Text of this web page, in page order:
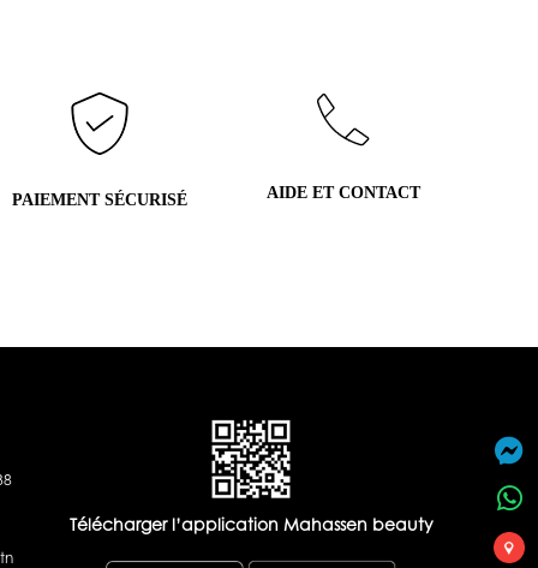
PAIEMENT SÉCURISÉ AIDE ET CONTACT
Télécharger l’application Mahassen beauty